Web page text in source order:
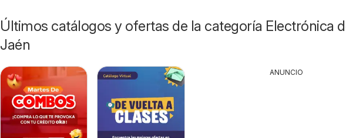
Últimos catálogos y ofertas de la categoría Electrónica
Jaén
ANUNCIO